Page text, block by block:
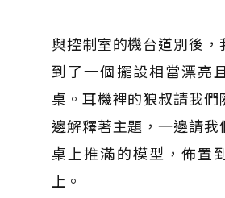
與控制室的機台道別後，
到了一個擺設相當漂亮
桌。耳機裡的狼叔請我們
邊解釋著主題，一邊請我
桌上推滿的模型，佈置
上。